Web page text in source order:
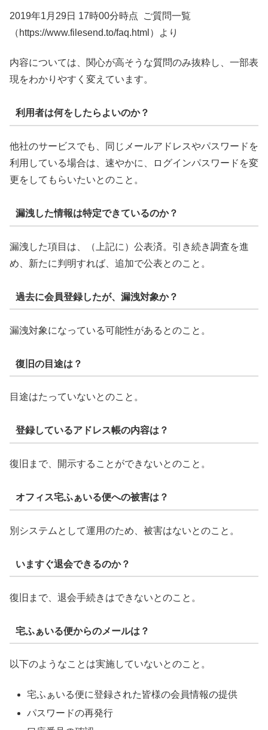
2019年1月29日 17時00分時点 ご質問一覧
（https://www.filesend.to/faq.html）より
内容については、関心が高そうな質問のみ抜粋し、一部表
現をわかりやすく変えています。
利用者は何をしたらよいのか？
他社のサービスでも、同じメールアドレスやパスワードを
利用している場合は、速やかに、ログインパスワードを変
更をしてもらいたいとのこと。
漏洩した情報は特定できているのか？
漏洩した項目は、（上記に）公表済。引き続き調査を進
め、新たに判明すれば、追加で公表とのこと。
過去に会員登録したが、漏洩対象か？
漏洩対象になっている可能性があるとのこと。
復旧の目途は？
目途はたっていないとのこと。
登録しているアドレス帳の内容は？
復旧まで、開示することができないとのこと。
オフィス宅ふぁいる便への被害は？
別システムとして運用のため、被害はないとのこと。
いますぐ退会できるのか？
復旧まで、退会手続きはできないとのこと。
宅ふぁいる便からのメールは？
以下のようなことは実施していないとのこと。
宅ふぁいる便に登録された皆様の会員情報の提供
パスワードの再発行